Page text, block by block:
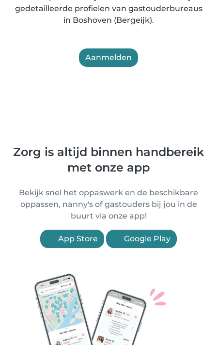
gedetailleerde profielen van gastouderbureaus
in Boshoven (Bergeijk).
Aanmelden
Zorg is altijd binnen handbereik
met onze app
Bekijk snel het oppaswerk en de beschikbare
oppassen, nanny's of gastouders bij jou in de
buurt via onze app!
App Store Google Play